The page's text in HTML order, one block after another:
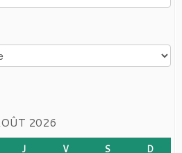
2026
J V S D